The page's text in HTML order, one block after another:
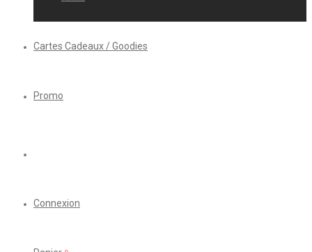
Cartes Cadeaux / Goodies
Promo
Connexion